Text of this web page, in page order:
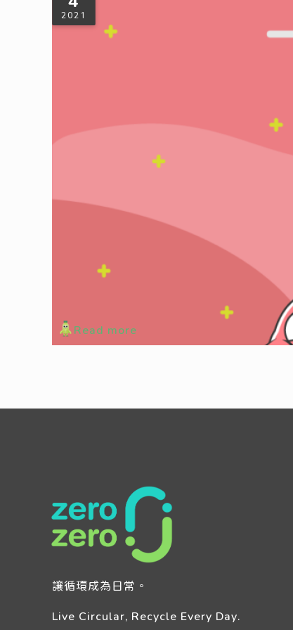
2021
[…]
Read more
讓循環成為日常。
Live Circular, Recycle Every Day.